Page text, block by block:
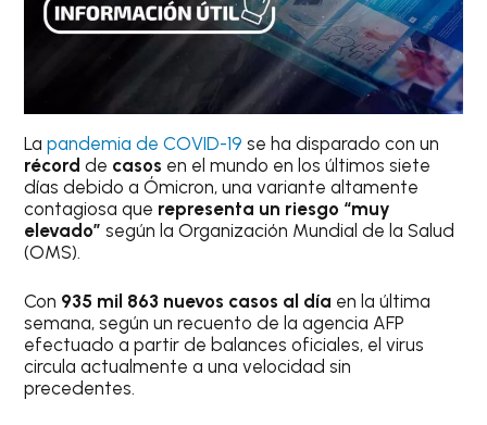
Lapandemia de COVID-19 se ha disparado con un
récord de casos en el mundo en los últimos siete
días debido a Ómicron, una variante altamente
contagiosa que representa un riesgo “muy
elevado”según la Organización Mundial de la Salud
(OMS).
Con 935 mil 863 nuevos casos al día en la última
semana, según un recuento de la agencia AFP
efectuado a partir de balances oficiales, el virus
circula actualmente a una velocidad sin
precedentes.